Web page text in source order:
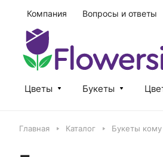
Компания Вопросы и ответы
Цветы Букеты
Главная Каталог Букеты кому